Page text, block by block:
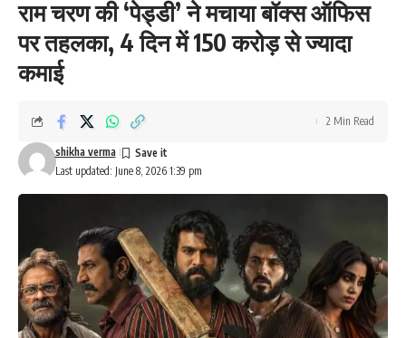
राम चरण की ‘पेड्डी’ ने मचाया बॉक्स ऑफिस
पर तहलका, 4 दिन में 150 करोड़ से ज्यादा
कमाई
Last updated: June 8, 2026 1:39 pm
shikha verma
2 Min Read